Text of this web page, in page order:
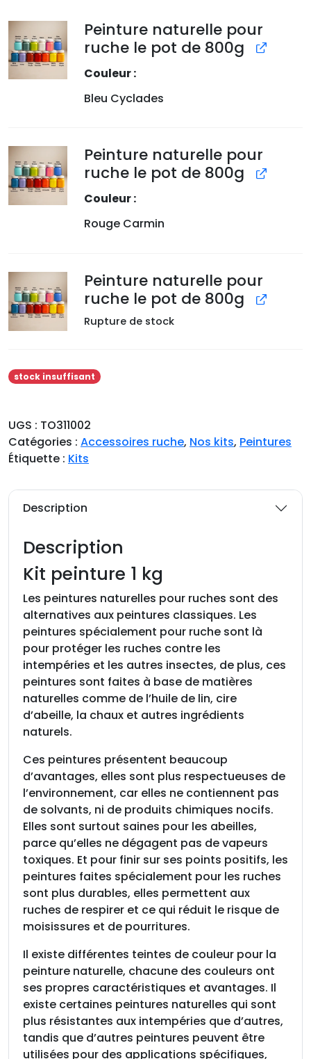
€
.
.
Peinture naturelle pour
ruche le pot de 800g
Couleur
Bleu Cyclades
Peinture naturelle pour
ruche le pot de 800g
Couleur
Rouge Carmin
Peinture naturelle pour
ruche le pot de 800g
Rupture de stock
stock insuffisant
UGS : TO311002
Catégories : Accessoires ruche, Nos kits, Peintures
Étiquette : Kits
Description
Description
Kit peinture 1 kg
Les peintures naturelles pour ruches sont des
alternatives aux peintures classiques. Les
peintures spécialement pour ruche sont là
pour protéger les ruches contre les
intempéries et les autres insectes, de plus, ces
peintures sont faites à base de matières
naturelles comme de l’huile de lin, cire
d’abeille, la chaux et autres ingrédients
naturels.
Ces peintures présentent beaucoup
d’avantages, elles sont plus respectueuses de
l’environnement, car elles ne contiennent pas
de solvants, ni de produits chimiques nocifs.
Elles sont surtout saines pour les abeilles,
parce qu’elles ne dégagent pas de vapeurs
toxiques. Et pour finir sur ses points positifs, les
peintures faites spécialement pour les ruches
sont plus durables, elles permettent aux
ruches de respirer et ce qui réduit le risque de
moisissures et de pourritures.
Il existe différentes teintes de couleur pour la
peinture naturelle, chacune des couleurs ont
ses propres caractéristiques et avantages. Il
existe certaines peintures naturelles qui sont
plus résistantes aux intempéries que d’autres,
tandis que d’autres peintures peuvent être
utilisées pour des applications spécifiques,